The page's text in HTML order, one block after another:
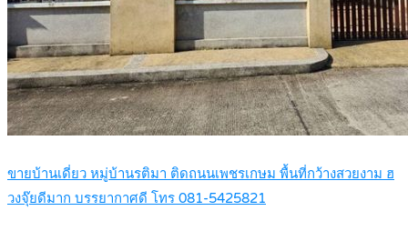
ขายบ้านเดี่ยว หมู่บ้านรติมา ติดถนนเพชรเกษม พื้นที่กว้างสวยงาม ฮ
วงจุ๊ยดีมาก บรรยากาศดี โทร 081-5425821